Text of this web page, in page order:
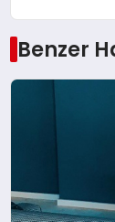
Benzer